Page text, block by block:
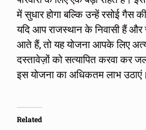
में सुधार होगा बल्कि उन्हें रसोई गैस
यदि आप राजस्थान के निवासी हैं और
आते हैं, तो यह योजना आपके लिए
दस्तावेज़ों को सत्यापित करवा कर
इस योजना का अधिकतम लाभ उठाएं।
Related